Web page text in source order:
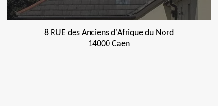
8 RUE des Anciens d'Afrique du Nord
14000 Caen